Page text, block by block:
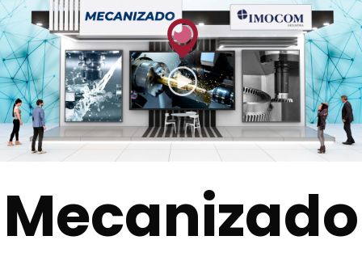
Mecanizado